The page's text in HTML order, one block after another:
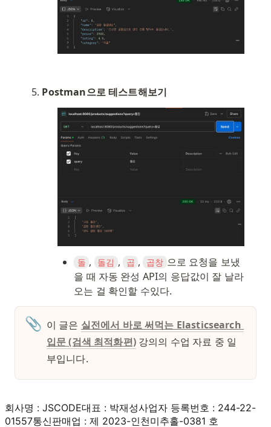
Postman으로 테스트해보기
돌 , 돌김 , 곱 , 곱창 으로 요청을 보냈
을 때 자동 완성 API의 응답값이 잘 날라
오는 걸 확인할 수있다.
📎 이 글은 실전에서 바로 써먹는 Elasticsearch
입문 (검색 최적화편) 강의의 수업 자료 중 일
부입니다.
회사명 : JSCODE대표 : 박재성사업자 등록번호 : 244-22-
01557통신판매업 : 제 2023-인천미추홀-0381 호